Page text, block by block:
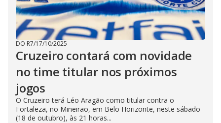
DO R7/17/10/2025
Cruzeiro contará com novidade
no time titular nos próximos
jogos
O Cruzeiro terá Léo Aragão como titular contra o
Fortaleza, no Mineirão, em Belo Horizonte, neste sábado
(18 de outubro), às 21 horas...